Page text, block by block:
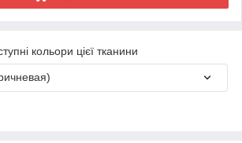
кольори цієї тканини